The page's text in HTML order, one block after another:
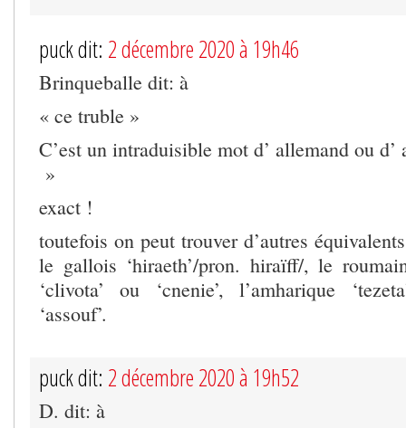
puck dit: 2 décembre 2020 à 19h46
Brinqueballe dit: à
« ce truble »
C’est un intraduisible mot d’ allemand ou d’
»
exact !
toutefois on peut trouver d’autres
le gallois ‘hiraeth’/pron. hiraïff/, le
‘clivota’ ou ‘cnenie’, l’amharique
‘assouf’.
puck dit: 2 décembre 2020 à 19h52
D. dit: à